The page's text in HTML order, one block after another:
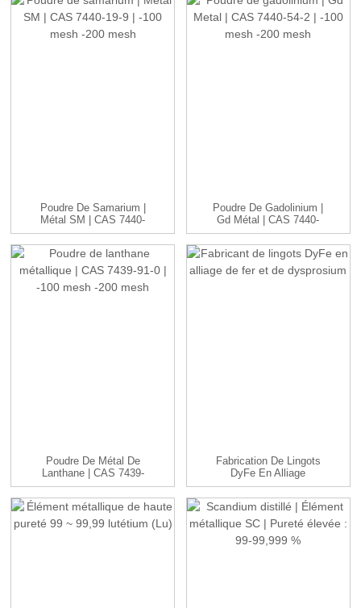
Poudre De Samarium |
Métal SM | CAS 7440-
19-9 | -1...
Poudre De Gadolinium |
Gd Métal | CAS 7440-
54-2 | ...
Poudre De Métal De
Lanthane | CAS 7439-
91-0 | -100me...
Fabrication De Lingots
DyFe En Alliage
Métallique De Fer
Dysprosium...